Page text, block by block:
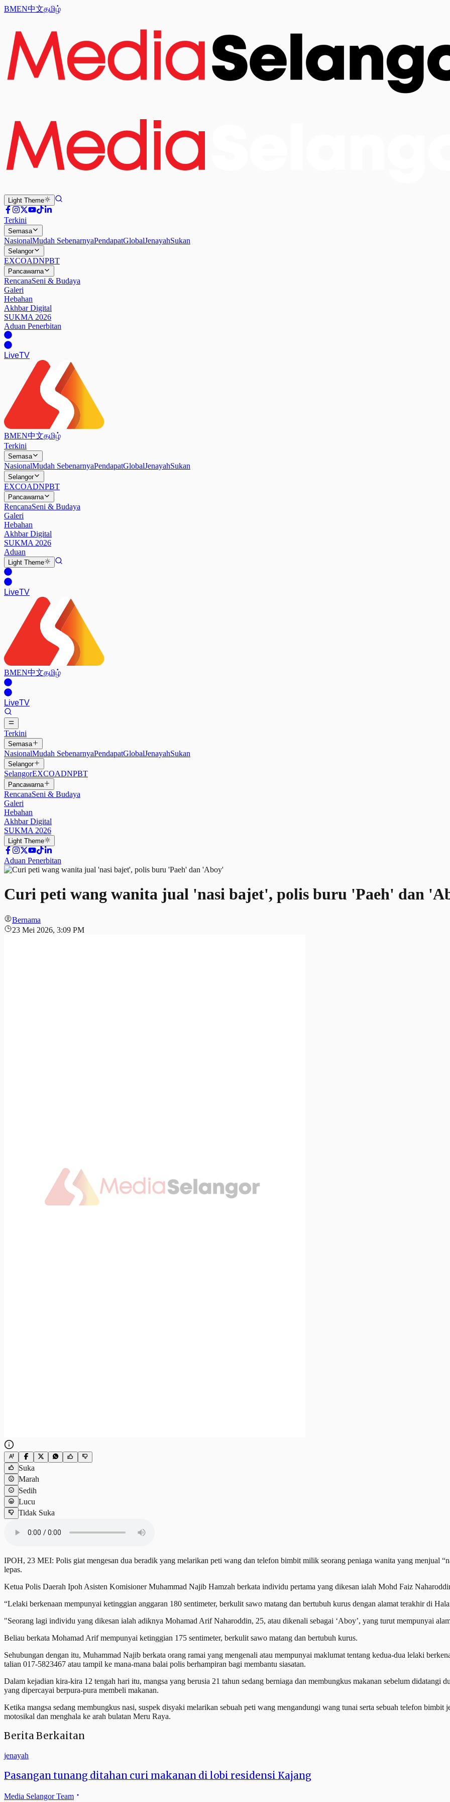
BMEN中文தமிழ்
Light Theme
Terkini
Semasa
NasionalMudah SebenarnyaPendapatGlobalJenayahSukan
Selangor
EXCOADNPBT
Pancawarna
RencanaSeni & Budaya
Galeri
Hebahan
Akhbar Digital
SUKMA 2026
Aduan Penerbitan
LiveTV
BMEN中文தமிழ்
Terkini
Semasa
NasionalMudah SebenarnyaPendapatGlobalJenayahSukan
Selangor
EXCOADNPBT
Pancawarna
RencanaSeni & Budaya
Galeri
Hebahan
Akhbar Digital
SUKMA 2026
Aduan
Light Theme
LiveTV
BMEN中文தமிழ்
LiveTV
Terkini
Semasa
NasionalMudah SebenarnyaPendapatGlobalJenayahSukan
Selangor
SelangorEXCOADNPBT
Pancawarna
RencanaSeni & Budaya
Galeri
Hebahan
Akhbar Digital
SUKMA 2026
Light Theme
Aduan Penerbitan
Curi peti wang wanita jual 'nasi bajet', polis buru 'Paeh' dan
Bernama
23 Mei 2026, 3:09 PM
Suka
Marah
Sedih
Lucu
Tidak Suka
IPOH, 23 MEI: Polis giat mengesan dua beradik yang melarikan peti wang dan telefon bimbit milik seorang peniaga wanita yang menjual
lepas.
Ketua Polis Daerah Ipoh Asisten Komisioner Muhammad Najib Hamzah berkata individu pertama yang dikesan ialah Mohd Faiz
“Lelaki berkenaan mempunyai ketinggian anggaran 180 sentimeter, berkulit sawo matang dan bertubuh kurus dengan alamat terakhir di
"Seorang lagi individu yang dikesan ialah adiknya Mohamad Arif Naharoddin, 25, atau dikenali sebagai ‘Aboy’, yang turut mempunyai
Beliau berkata Mohamad Arif mempunyai ketinggian 175 sentimeter, berkulit sawo matang dan bertubuh kurus.
Sehubungan dengan itu, Muhammad Najib berkata orang ramai yang mengenali atau mempunyai maklumat tentang kedua-dua lelaki
talian 017-5823467 atau tampil ke mana-mana balai polis berhampiran bagi membantu siasatan.
Dalam kejadian kira-kira 12 tengah hari itu, mangsa yang berusia 21 tahun sedang berniaga dan membungkus makanan sebelum didatangi
yang dipercayai berpura-pura membeli makanan.
Ketika mangsa sedang membungkus nasi, suspek disyaki melarikan sebuah peti wang mengandungi wang tunai serta sebuah telefon
motosikal dan menghala ke arah bulatan Meru Raya.
Berita Berkaitan
jenayah
Pasangan tunang ditahan curi makanan di lobi residensi Kajang
Media Selangor Team